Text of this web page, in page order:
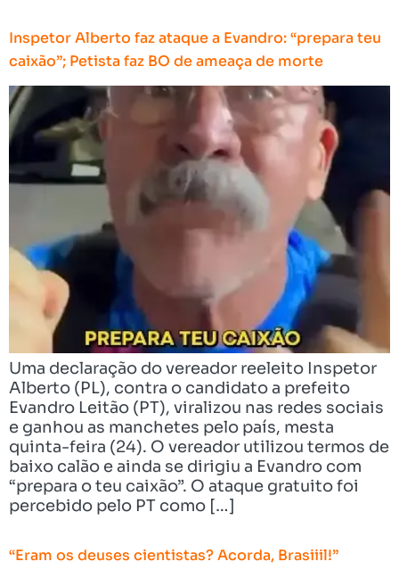
Inspetor Alberto faz ataque a Evandro: “prepara teu
caixão”; Petista faz BO de ameaça de morte
Uma declaração do vereador reeleito Inspetor
Alberto (PL), contra o candidato a prefeito
Evandro Leitão (PT), viralizou nas redes sociais
e ganhou as manchetes pelo país, mesta
quinta-feira (24). O vereador utilizou termos de
baixo calão e ainda se dirigiu a Evandro com
“prepara o teu caixão”. O ataque gratuito foi
percebido pelo PT como […]
“Eram os deuses cientistas? Acorda, Brasiiil!”